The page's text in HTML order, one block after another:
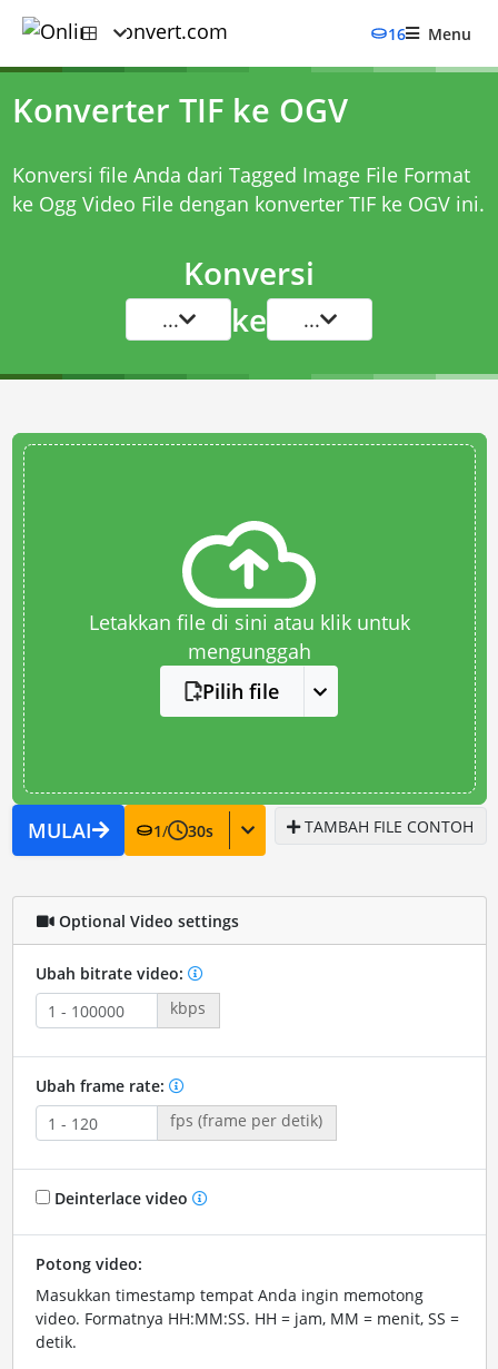
16 Menu
Konverter TIF ke OGV
Konversi file Anda dari Tagged Image File Format
ke Ogg Video File dengan konverter TIF ke OGVini.
Konversi
... ke ...
Letakkan file di sini atau klik untuk
mengunggah
Pilih file
MULAI 1/ 30s TAMBAH FILE CONTOH
Optional Video settings
Ubah bitrate video:
kbps
Ubah frame rate:
fps (frame per detik)
Deinterlace video
Potong video:
Masukkan timestamp tempat Anda ingin memotong
video. Formatnya HH:MM:SS. HH = jam, MM = menit, SS =
detik.